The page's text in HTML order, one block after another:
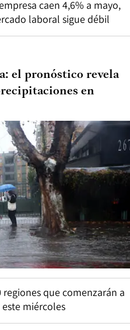
caen 4,6% a mayo,
laboral sigue débil
el pronóstico revela
en
que comenzarán a
miércoles